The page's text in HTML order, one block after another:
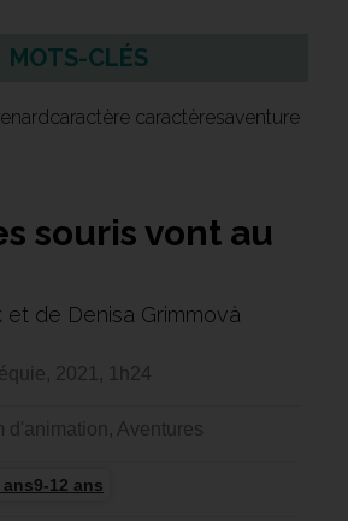
MOTS-CLÉS
caractèresaventure
souris vont au
et de Denisa Grimmovà
2021, 1h24
d'animation, Aventures
ans9-12 ans